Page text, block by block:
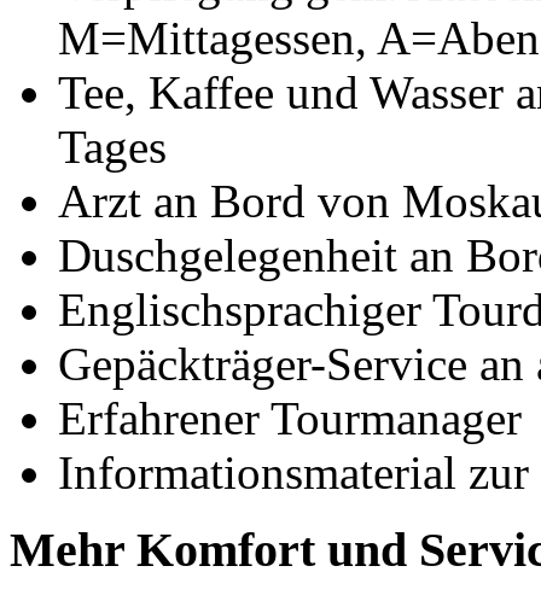
M=Mittagessen,
Tee, Kaffee und Wasser
Tages
Arzt an Bord von
Duschgelegenheit an
Englischsprachiger
Gepäckträger-Service
Erfahrener Tourmanager
Informationsmaterial zur
Mehr Komfort und